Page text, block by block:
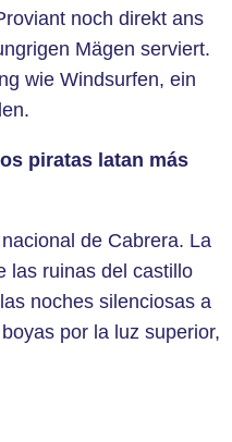
noch direkt ans
Mägen serviert.
wie Windsurfen, ein
piratas latan más
de Cabrera. La
las ruinas del castillo
noches silenciosas a
por la luz superior,